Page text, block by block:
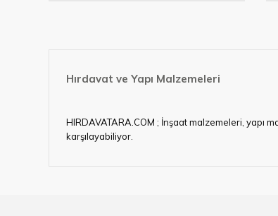
Hırdavat ve Yapı Malzemeleri
HIRDAVATARA.COM ; İnşaat malzemeleri, yapı
karşılayabiliyor.